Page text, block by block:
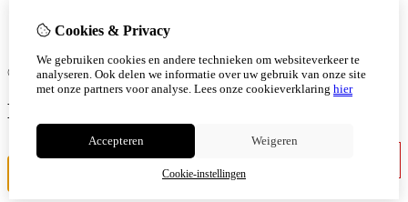
© Copyright 2026 |
Cookies & Privacy
We gebruiken cookies en andere technieken om websiteverkeer te
analyseren. Ook delen we informatie over uw gebruik van onze site
met onze partners voor analyse. Lees onze cookieverklaring hier
Accepteren Weigeren
Cookie-instellingen
Ben je 18 of ouder?